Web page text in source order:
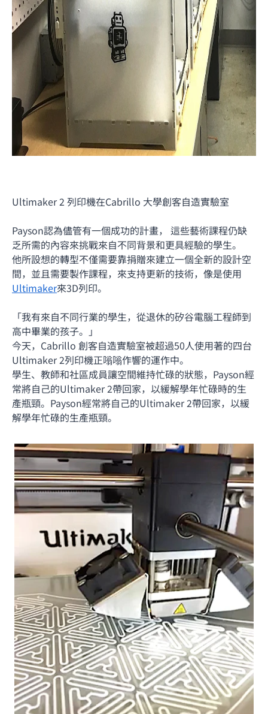
Ultimaker 2 列印機在Cabrillo 大學創客自造實驗室
Payson認為儘管有一個成功的計畫， 這些藝術課程仍缺
乏所需的內容來挑戰來自不同背景和更具經驗的學生。
他所設想的轉型不僅需要靠捐贈來建立一個全新的設計空
間，並且需要製作課程，來支持更新的技術，像是使用
Ultimaker來3D列印。
「我有來自不同行業的學生，從退休的矽谷電腦工程師到
高中畢業的孩子。」
今天，Cabrillo 創客自造實驗室被超過50人使用著的四台
Ultimaker 2列印機正嗡嗡作響的運作中。
學生、教師和社區成員讓空間維持忙碌的狀態，Payson經
常將自己的Ultimaker 2帶回家，以緩解學年忙碌時的生
產瓶頸。Payson經常將自己的Ultimaker 2帶回家，以緩
解學年忙碌的生產瓶頸。